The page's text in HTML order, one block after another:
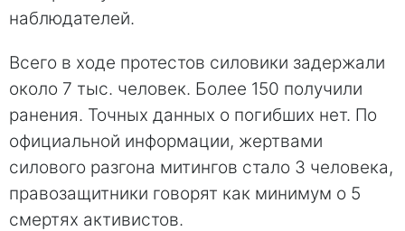
наблюдателей.
Всего в ходе протестов силовики задержали
около 7 тыс. человек. Более 150 получили
ранения. Точных данных о погибших нет. По
официальной информации, жертвами
силового разгона митингов стало 3 человека,
правозащитники говорят как минимум о 5
смертях активистов.